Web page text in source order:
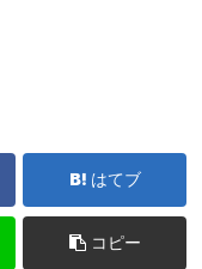
はてブ
コピー